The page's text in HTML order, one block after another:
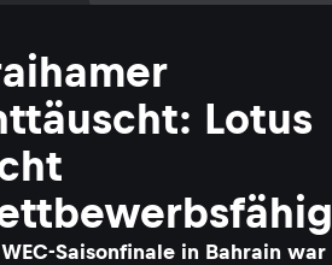
Lotus
WEC-Saisonfinale in Bahrain war